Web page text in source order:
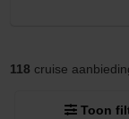
118 cruise
Toon